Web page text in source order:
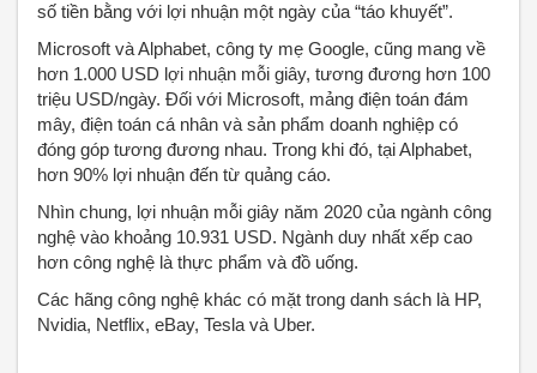
số tiền bằng với lợi nhuận một ngày của “táo khuyết”.
Microsoft và Alphabet, công ty mẹ Google, cũng mang về
hơn 1.000 USD lợi nhuận mỗi giây, tương đương hơn 100
triệu USD/ngày. Đối với Microsoft, mảng điện toán đám
mây, điện toán cá nhân và sản phẩm doanh nghiệp có
đóng góp tương đương nhau. Trong khi đó, tại Alphabet,
hơn 90% lợi nhuận đến từ quảng cáo.
Nhìn chung, lợi nhuận mỗi giây năm 2020 của ngành công
nghệ vào khoảng 10.931 USD. Ngành duy nhất xếp cao
hơn công nghệ là thực phẩm và đồ uống.
Các hãng công nghệ khác có mặt trong danh sách là HP,
Nvidia, Netflix, eBay, Tesla và Uber.